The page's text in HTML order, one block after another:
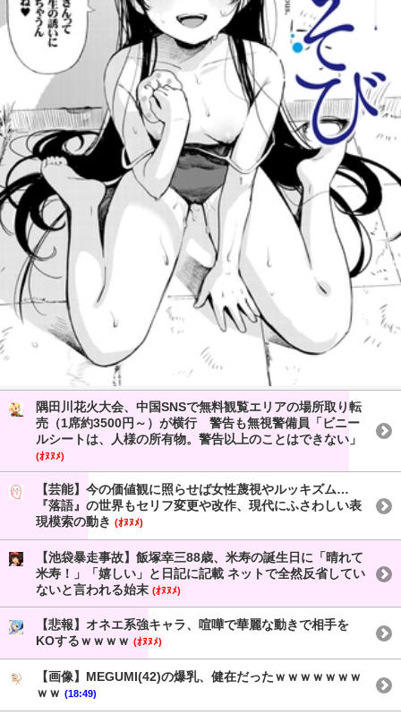
隅田川花火大会、中国SNSで無料観覧エリアの場所取り転
売（1席約3500円～）が横行 警告も無視警備員「ビニー
ルシートは、人様の所有物。警告以上のことはできない」
(ｵﾇﾇﾒ)
【芸能】今の価値観に照らせば女性蔑視やルッキズム…
『落語』の世界もセリフ変更や改作、現代にふさわしい表
現模索の動き (ｵﾇﾇﾒ)
【池袋暴走事故】飯塚幸三88歳、米寿の誕生日に「晴れて
米寿！」「嬉しい」と日記に記載 ネットで全然反省してい
ないと言われる始末 (ｵﾇﾇﾒ)
【悲報】オネエ系強キャラ、喧嘩で華麗な動きで相手を
KOするｗｗｗｗ (ｵﾇﾇﾒ)
【画像】MEGUMI(42)の爆乳、健在だったｗｗｗｗｗｗｗ
ｗｗ (18:49)